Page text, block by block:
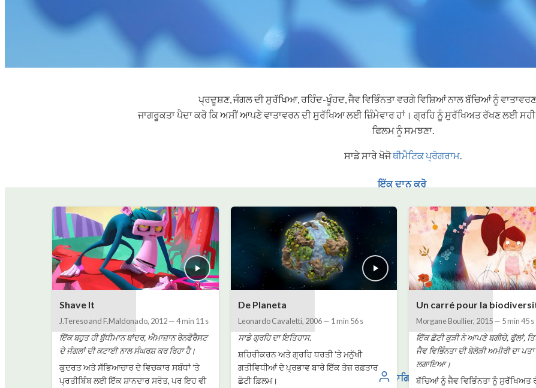
ਇੱਕ ਦਾਨ ਕਰੋ
ਲਾਗਿਨ
ਪ੍ਰਦੂਸ਼ਣ, ਜੰਗਲ ਦੀ ਸੁਰੱਖਿਆ, ਰਹਿੰਦ-ਖੂੰਹਦ, ਜੈਵ ਵਿਭਿੰਨਤਾ ਵਰਗੇ ਵਿਸ਼ਿਆਂ ਨਾਲ ਬੱਚਿਆਂ ਨੂੰ ਵਾਤਾਵਰਣ
ਜਾਗਰੂਕਤਾ ਪੈਦਾ ਕਰੋ ਕਿ ਅਸੀਂ ਆਪਣੇ ਵਾਤਾਵਰਨ ਦੀ ਸੁਰੱਖਿਆ ਲਈ ਜ਼ਿੰਮੇਵਾਰ ਹਾਂ। ਗ੍ਰਹਿ ਨੂੰ ਸੁਰੱਖਿਅਤ ਰੱਖਣ ਲਈ ਸਹੀ
ਫਿਲਮ ਨੂੰ ਸਮਝਣਾ.
ਸਾਡੇ ਸਾਰੇ ਖੋਜੋਥੀਮੈਟਿਕ ਪ੍ਰੋਗਰਾਮ.
Shave It
J.Tereso and F.Maldonado, 2012—4 min 11 s
ਇੱਕ ਬਹੁਤ ਹੀ ਬੁੱਧੀਮਾਨ ਬਾਂਦਰ, ਐਮਾਜ਼ਾਨ ਰੇਨਫੋਰੈਸਟ
ਦੇ ਜੰਗਲਾਂ ਦੀ ਕਟਾਈ ਨਾਲ ਸੰਘਰਸ਼ ਕਰ ਰਿਹਾ ਹੈ।
ਕੁਦਰਤ ਅਤੇ ਸੱਭਿਆਚਾਰ ਦੇ ਵਿਚਕਾਰ ਸਬੰਧਾਂ 'ਤੇ
ਪ੍ਰਤੀਬਿੰਬ ਲਈ ਇੱਕ ਸ਼ਾਨਦਾਰ ਸਰੋਤ, ਪਰ ਇਹ ਵੀ
De Planeta
Leonardo Cavaletti, 2006— 1 min 56 s
ਸਾਡੇ ਗ੍ਰਹਿ ਦਾ ਇਤਿਹਾਸ.
ਸ਼ਹਿਰੀਕਰਨ ਅਤੇ ਗ੍ਰਹਿ ਧਰਤੀ 'ਤੇ ਮਨੁੱਖੀ
ਗਤੀਵਿਧੀਆਂ ਦੇ ਪ੍ਰਭਾਵ ਬਾਰੇ ਇੱਕ ਤੇਜ਼ ਰਫ਼ਤਾਰ
ਛੋਟੀ ਫ਼ਿਲਮ।
Un carré pour la
Morgane Boullier, 2015— 5 min 45 s
ਇੱਕ ਛੋਟੀ ਕੁੜੀ ਨੇ ਆਪਣੇ ਬਗੀਚੇ, ਫੁੱਲਾਂ,
ਜੈਵ ਵਿਭਿੰਨਤਾ ਦੀ ਬੇਲੋੜੀ ਅਮੀਰੀ ਦਾ ਪਤਾ
ਲਗਾਇਆ।
ਬੱਚਿਆਂ ਨੂੰ ਜੈਵ ਵਿਭਿੰਨਤਾ ਨੂੰ ਸੁਰੱਖਿਅਤ